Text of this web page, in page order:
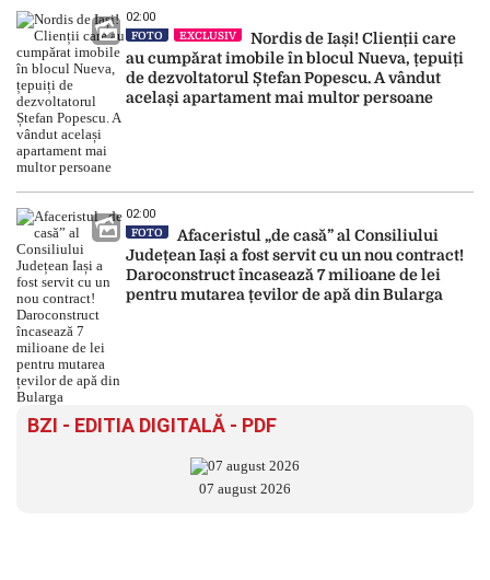
02:00
FOTO EXCLUSIV
Nordis de Iași! Clienții care
au cumpărat imobile în blocul Nueva, țepuiți
de dezvoltatorul Ștefan Popescu. A vândut
același apartament mai multor persoane
02:00
FOTO
Afaceristul „de casă” al Consiliului
Județean Iași a fost servit cu un nou contract!
Daroconstruct încasează 7 milioane de lei
pentru mutarea țevilor de apă din Bularga
BZI - EDITIA DIGITALĂ - PDF
07 august 2026